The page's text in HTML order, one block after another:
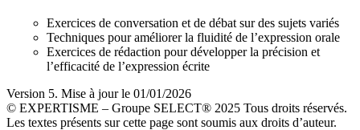
Exercices de conversation et de débat sur des sujets variés
Techniques pour améliorer la fluidité de l’expression orale
Exercices de rédaction pour développer la précision et
l’efficacité de l’expression écrite
Version 5. Mise à jour le 01/01/2026
© EXPERTISME – Groupe SELECT® 2025 Tous droits réservés.
Les textes présents sur cette page sont soumis aux droits d’auteur.